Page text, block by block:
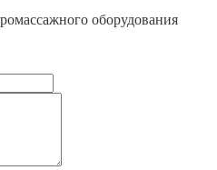
оборудования